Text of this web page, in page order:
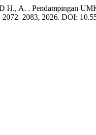
A. . Pendampingan
2072–2083, 2026. DOI: